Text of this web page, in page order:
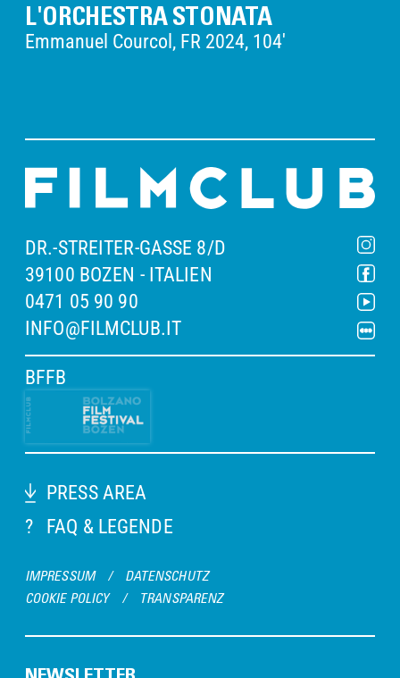
L'ORCHESTRA STONATA
Emmanuel Courcol, FR 2024, 104'
DR.-STREITER-GASSE 8/D
39100 BOZEN - ITALIEN
0471 05 90 90
INFO@FILMCLUB.IT
BFFB
PRESS AREA
?
FAQ & LEGENDE
IMPRESSUM /
DATENSCHUTZ
COOKIE POLICY
/ TRANSPARENZ